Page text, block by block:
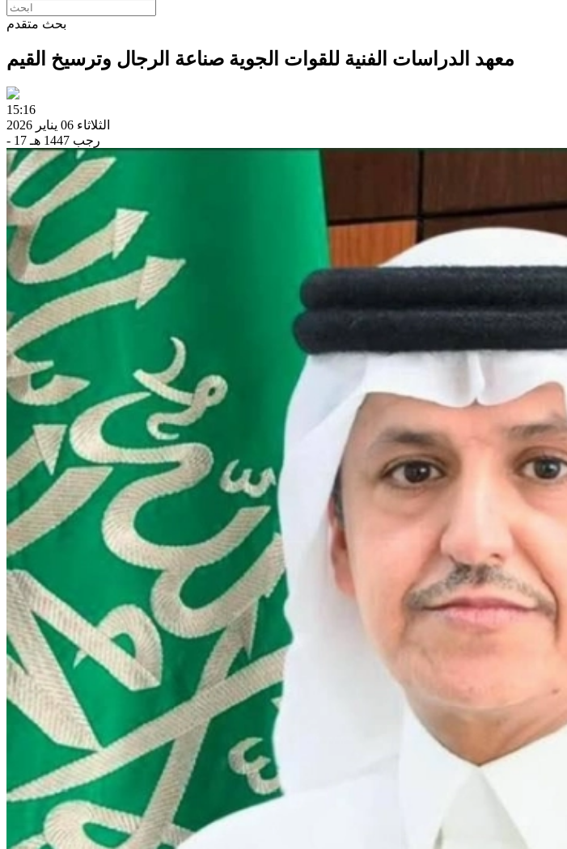
بحث متقدم
معهد الدراسات الفنية للقوات الجوية صناعة الرجال وترسيخ القيم
15:16
الثلاثاء 06 يناير 2026
- 17 رجب 1447 هـ